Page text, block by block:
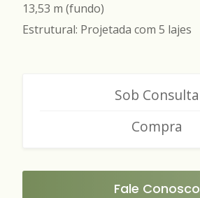
13,53 m (fundo)
Estrutural: Projetada com 5 lajes
Sob Consulta
Compra
Fale Conosco